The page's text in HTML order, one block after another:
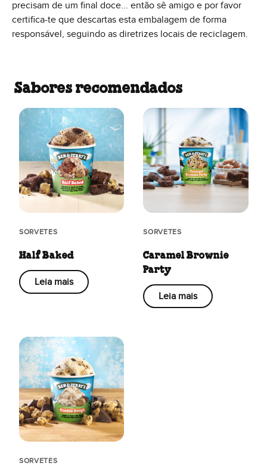
precisam de um final doce... então sê amigo e por favor
certifica-te que descartas esta embalagem de forma
responsável, seguindo as diretrizes locais de reciclagem.
Sabores recomendados
SORVETES
Half Baked
Leia mais
SORVETES
Caramel Brownie
Party
Leia mais
SORVETES